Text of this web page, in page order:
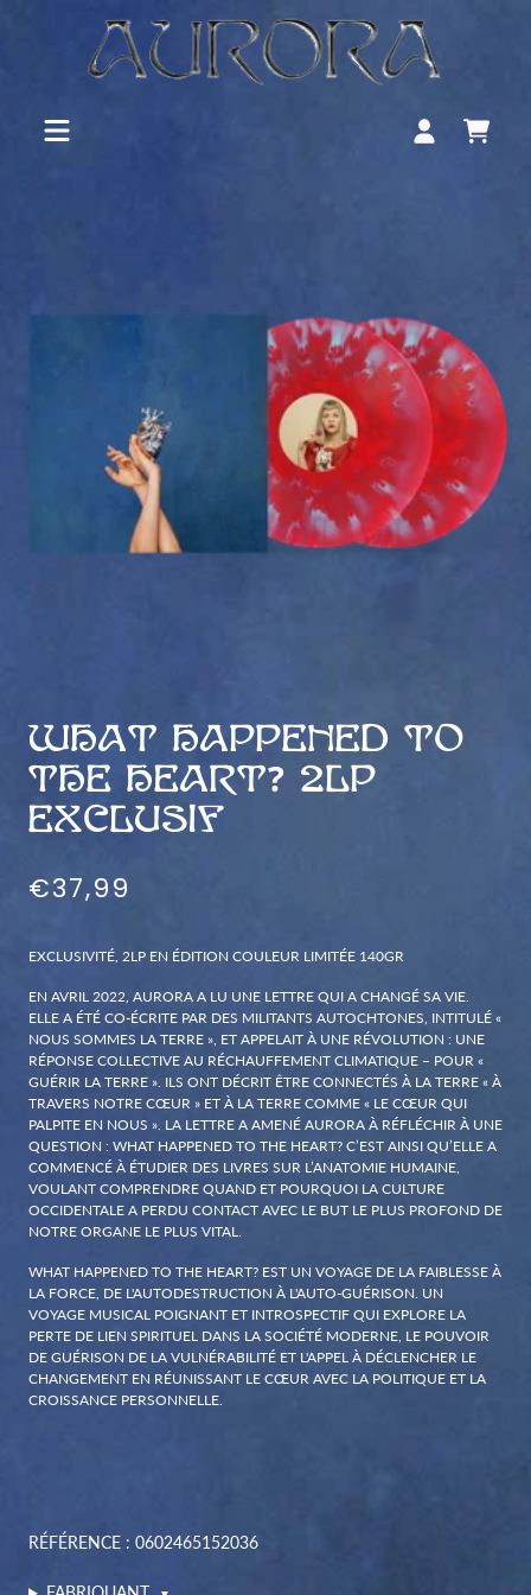
WHAT HAPPENED TO
THE HEART? 2LP
EXCLUSIF
€37,99
EXCLUSIVITÉ, 2LP EN ÉDITION COULEUR LIMITÉE 140GR
EN AVRIL 2022, AURORA A LU UNE LETTRE QUI A CHANGÉ SA VIE.
ELLE A ÉTÉ CO-ÉCRITE PAR DES MILITANTS AUTOCHTONES, INTITULÉ «
NOUS SOMMES LA TERRE », ET APPELAIT À UNE RÉVOLUTION : UNE
RÉPONSE COLLECTIVE AU RÉCHAUFFEMENT CLIMATIQUE – POUR «
GUÉRIR LA TERRE ». ILS ONT DÉCRIT ÊTRE CONNECTÉS À LA TERRE « À
TRAVERS NOTRE CŒUR » ET À LA TERRE COMME « LE CŒUR QUI
PALPITE EN NOUS ». LA LETTRE A AMENÉ AURORA À RÉFLÉCHIR À UNE
QUESTION : WHAT HAPPENED TO THE HEART? C’EST AINSI QU’ELLE A
COMMENCÉ À ÉTUDIER DES LIVRES SUR L’ANATOMIE HUMAINE,
VOULANT COMPRENDRE QUAND ET POURQUOI LA CULTURE
OCCIDENTALE A PERDU CONTACT AVEC LE BUT LE PLUS PROFOND DE
NOTRE ORGANE LE PLUS VITAL.
WHAT HAPPENED TO THE HEART? EST UN VOYAGE DE LA FAIBLESSE À
LA FORCE, DE L'AUTODESTRUCTION À L'AUTO-GUÉRISON. UN
VOYAGE MUSICAL POIGNANT ET INTROSPECTIF QUI EXPLORE LA
PERTE DE LIEN SPIRITUEL DANS LA SOCIÉTÉ MODERNE, LE POUVOIR
DE GUÉRISON DE LA VULNÉRABILITÉ ET L'APPEL À DÉCLENCHER LE
CHANGEMENT EN RÉUNISSANT LE CŒUR AVEC LA POLITIQUE ET LA
CROISSANCE PERSONNELLE.
RÉFÉRENCE : 0602465152036